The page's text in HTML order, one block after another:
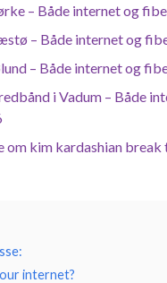
– Både internet og
– Både internet og
– Både internet og
i Vadum – Både
om kim kardashian break
internet?